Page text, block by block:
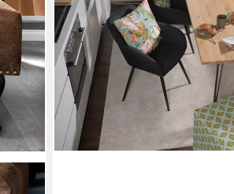
Wohnzimmer & Schlafzimmer
94,99 €
lieferbar - in 7-9 Werktagen bei dir